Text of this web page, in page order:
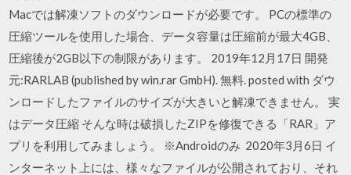
Macでは解凍ソフトのダウンロードが必要です。 PCの標準の
圧縮ツールを使用した場合、データ容量は圧縮前が最大4GB、
圧縮後が2GB以下の制限があります。 2019年12月17日 開発
元:RARLAB (published by win.rar GmbH). 無料. posted with ダウ
ンロードしたファイルのサイズが大きいと解凍できません。 実
はデータ圧縮 そんな時は破損したZIPを修復できる「RAR」ア
プリを利用してみましょう。 ※Androidのみ 2020年3月6日 イ
ンターネット上には、様々なファイルが公開されており、それ